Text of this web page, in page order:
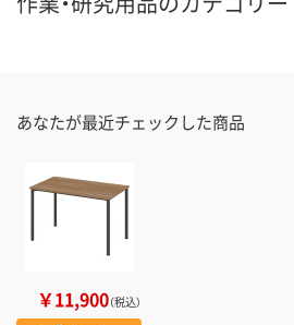
あなたが最近チェックした商品
￥11,900（税込）